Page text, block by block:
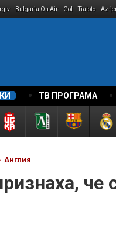
Bulgaria On Air Gol Tialoto Az-
ТВ ПРОГРАМА
Англия